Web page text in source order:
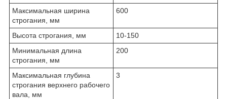
Максимальная ширина
строгания, мм
600
Высота строгания, мм
10-150
Минимальная длина
строгания, мм
200
Максимальная глубина
строгания верхнего рабочего
вала, мм
3